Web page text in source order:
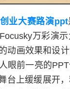
创业大赛路演ppt
万彩演
动画效果和设
眼前一亮的
台上缓缓展开